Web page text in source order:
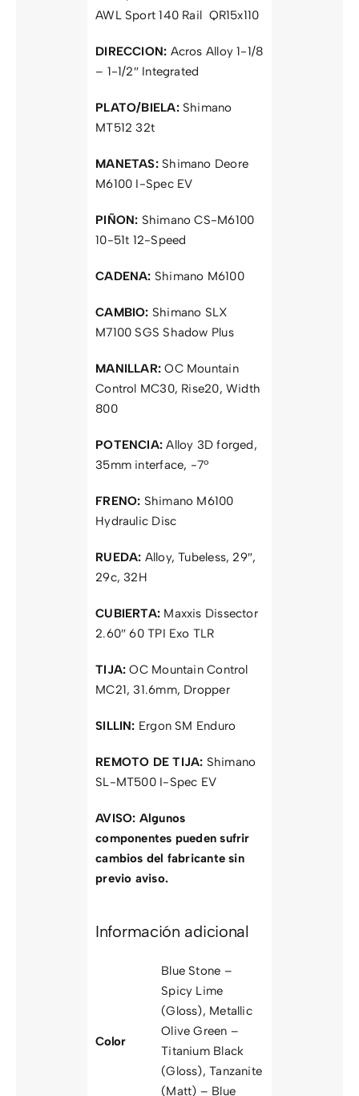
AWL Sport 140 Rail QR15x110
DIRECCION: Acros Alloy 1-1/8
– 1-1/2″ Integrated
PLATO/BIELA:Shimano
MT512 32t
MANETAS: Shimano Deore
M6100 I-Spec EV
PIÑON: Shimano CS-M6100
10-51t 12-Speed
CADENA: Shimano M6100
CAMBIO: Shimano SLX
M7100 SGS Shadow Plus
MANILLAR: OC Mountain
Control MC30, Rise20, Width
800
POTENCIA: Alloy 3D forged,
35mm interface, -7º
FRENO: Shimano M6100
Hydraulic Disc
RUEDA: Alloy, Tubeless, 29″,
29c, 32H
CUBIERTA: Maxxis Dissector
2.60″ 60 TPI Exo TLR
TIJA: OC Mountain Control
MC21, 31.6mm, Dropper
SILLIN: Ergon SM Enduro
REMOTO DE TIJA: Shimano
SL-MT500 I-Spec EV
AVISO: Algunos
componentes pueden sufrir
cambios del fabricante sin
previo aviso.
Información adicional
Color
Blue Stone –
Spicy Lime
(Gloss), Metallic
Olive Green –
Titanium Black
(Gloss),Tanzanite
(Matt) – Blue